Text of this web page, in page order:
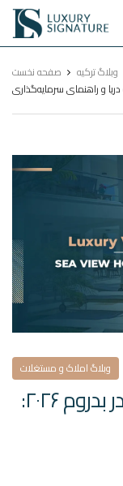
Luxury
Signature
صفحه نخست وبلاگ ترکیه
وبلاگ املاک و مستغلات
ویلاهای لوکس برای فروش در بدروم ۲۰۲۶: